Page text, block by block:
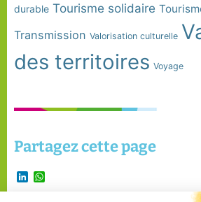
durable Tourisme solidaire
Transmission Valorisation culturelle
des territoires Voyage
Partagez cette page
LinkedIn